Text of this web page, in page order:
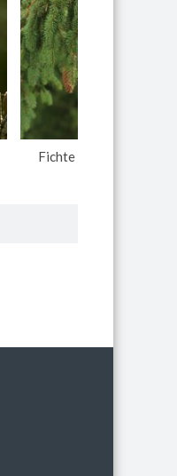
Fichte – Baum des